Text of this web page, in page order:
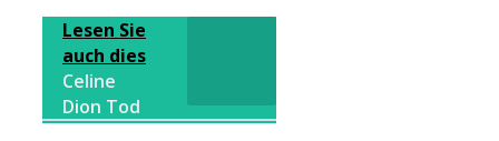
Lesen Sie
auch dies
Celine
Dion Tod